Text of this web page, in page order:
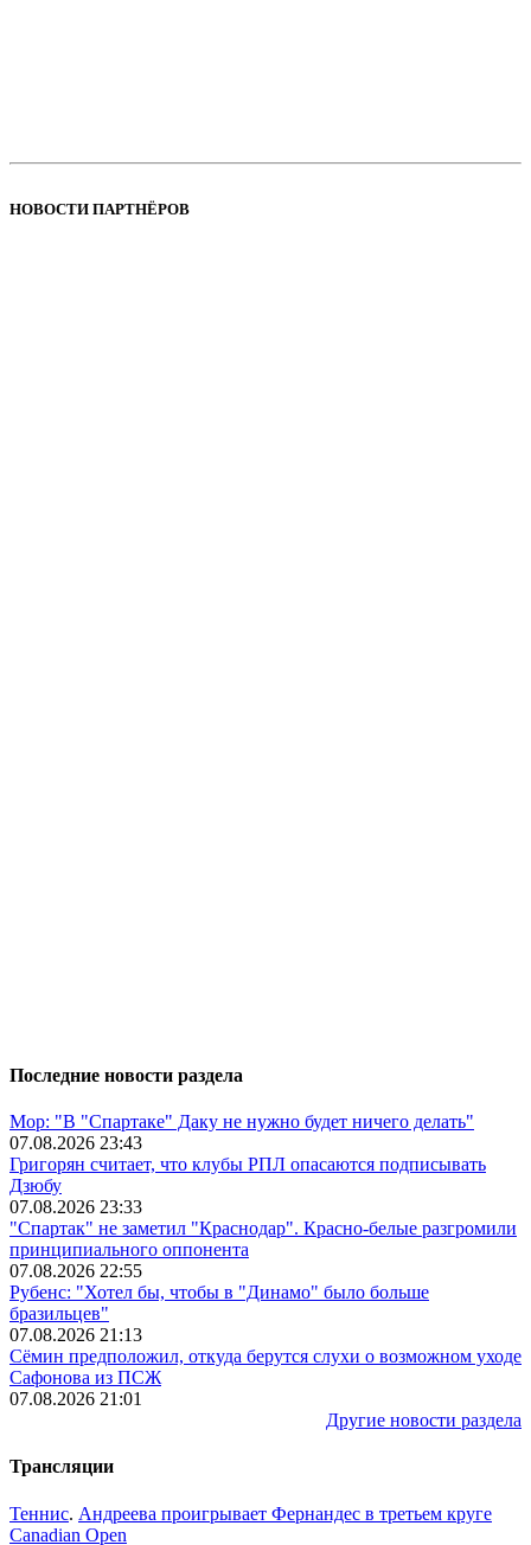
НОВОСТИ ПАРТНЁРОВ
Последние новости раздела
Мор: "В "Спартаке" Даку не нужно будет ничего делать"
07.08.2026 23:43
Григорян считает, что клубы РПЛ опасаются подписывать
Дзюбу
07.08.2026 23:33
"Спартак" не заметил "Краснодар". Красно-белые разгромили
принципиального оппонента
07.08.2026 22:55
Рубенс: "Хотел бы, чтобы в "Динамо" было больше
бразильцев"
07.08.2026 21:13
Сёмин предположил, откуда берутся слухи о возможном уходе
Сафонова из ПСЖ
07.08.2026 21:01
Другие новости раздела
Трансляции
Теннис. Андреева проигрывает Фернандес в третьем круге
Canadian Open